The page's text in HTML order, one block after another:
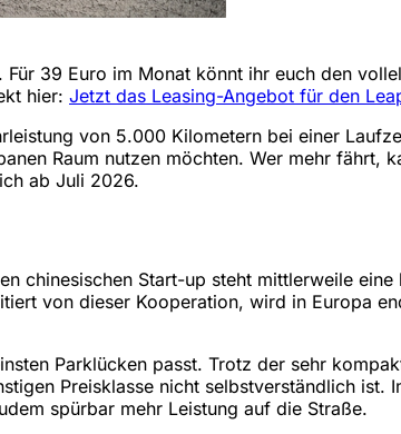
39 Euro im Monat könnt ihr euch den
hier: Jetzt das Leasing-Angebot für den
von 5.000 Kilometern bei einer
Raum nutzen möchten. Wer mehr fährt,
ab Juli 2026.
chinesischen Start-up steht mittlerweile
von dieser Kooperation, wird in Europa
Parklücken passt. Trotz der sehr
Preisklasse nicht selbstverständlich ist.
spürbar mehr Leistung auf die Straße.